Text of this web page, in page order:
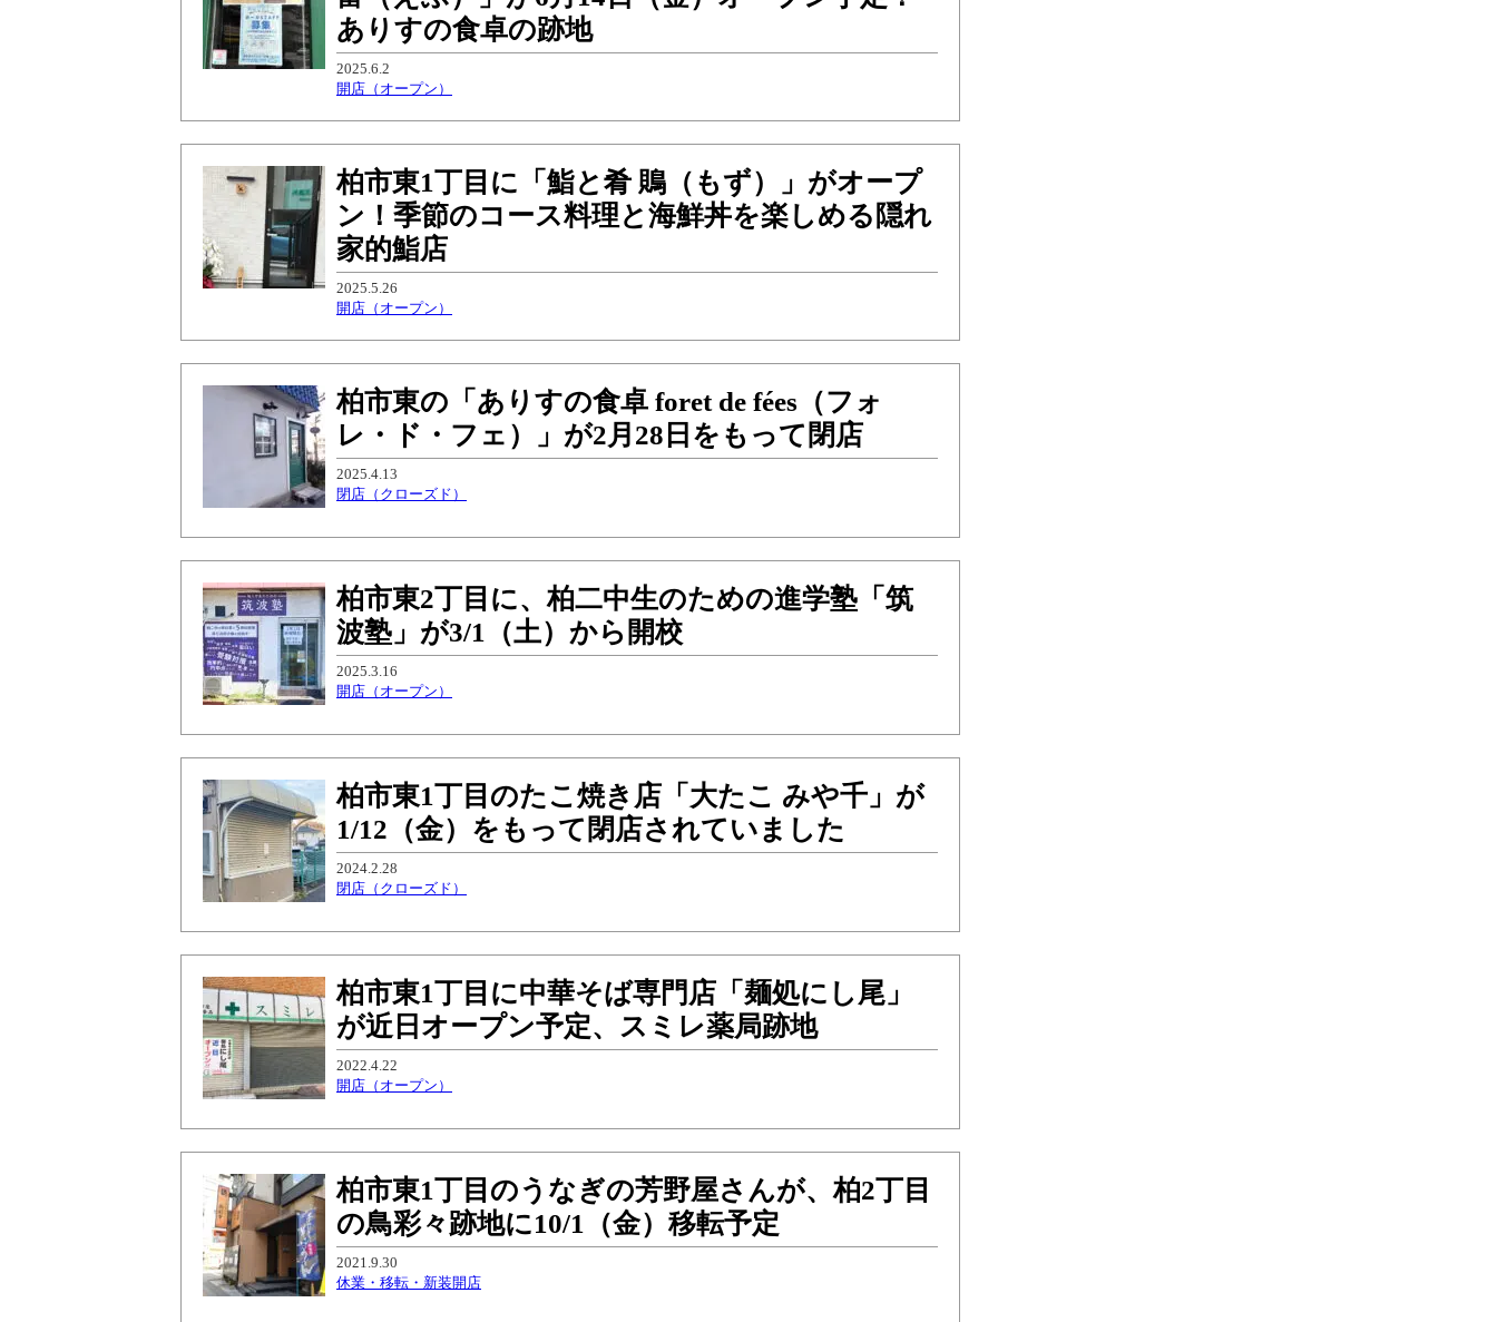
ありすの食卓の跡地
2025.6.2
開店（オープン）
柏市東1丁目に「鮨と肴 鵙（もず）」がオープ
ン！季節のコース料理と海鮮丼を楽しめる隠れ
家的鮨店
2025.5.26
開店（オープン）
柏市東の「ありすの食卓 foret de fées（フォ
レ・ド・フェ）」が2月28日をもって閉店
2025.4.13
閉店（クローズド）
柏市東2丁目に、柏二中生のための進学塾「筑
波塾」が3/1（土）から開校
2025.3.16
開店（オープン）
柏市東1丁目のたこ焼き店「大たこ みや千」が
1/12（金）をもって閉店されていました
2024.2.28
閉店（クローズド）
柏市東1丁目に中華そば専門店「麺処にし尾」
が近日オープン予定、スミレ薬局跡地
2022.4.22
開店（オープン）
柏市東1丁目のうなぎの芳野屋さんが、柏2丁目
の鳥彩々跡地に10/1（金）移転予定
2021.9.30
休業・移転・新装開店